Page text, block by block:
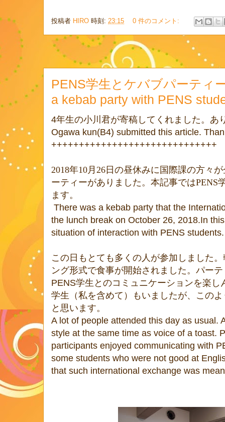
投稿者 HIRO 時刻: 23:15 0 件のコメント:
PENS学生とケバブパーティ
a kebab party with PENS
4年生の小川君が寄稿してくれました。あ
Ogawa kun(B4) submitted this article.
++++++++++++++++++++++++++++++
2018年10月 26 日の昼休みに国際課の方々
ーティーがありました。本記事ではPENS
ます。
There was a kebab party that the
the lunch break on October 26, 2018.In
situation of interaction with PENS students.
この日もとても多くの人が参加しました
ング形式で食事が開始されました。パー
PENS学生とのコミュニケーションを楽し
学生（私を含めて）もいましたが、この
と思います。
A lot of people attended this day as usual.
style at the same time as voice of a toast.
participants enjoyed communicating with
some students who were not good at
that such international exchange was